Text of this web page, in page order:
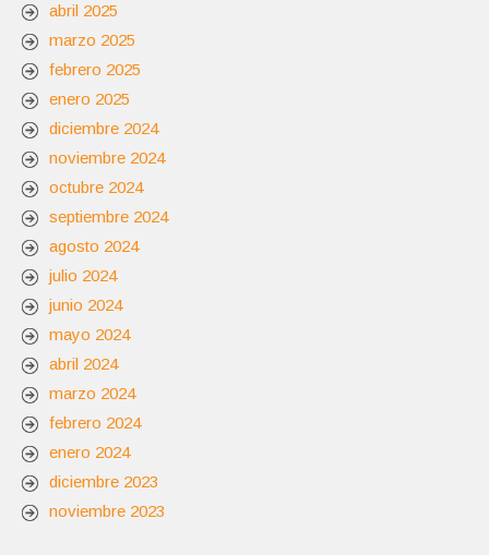
abril 2025
marzo 2025
febrero 2025
enero 2025
diciembre 2024
noviembre 2024
octubre 2024
septiembre 2024
agosto 2024
julio 2024
junio 2024
mayo 2024
abril 2024
marzo 2024
febrero 2024
enero 2024
diciembre 2023
noviembre 2023